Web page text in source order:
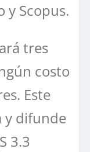
y Scopus.
tres
costo
Este
y difunde
3.3